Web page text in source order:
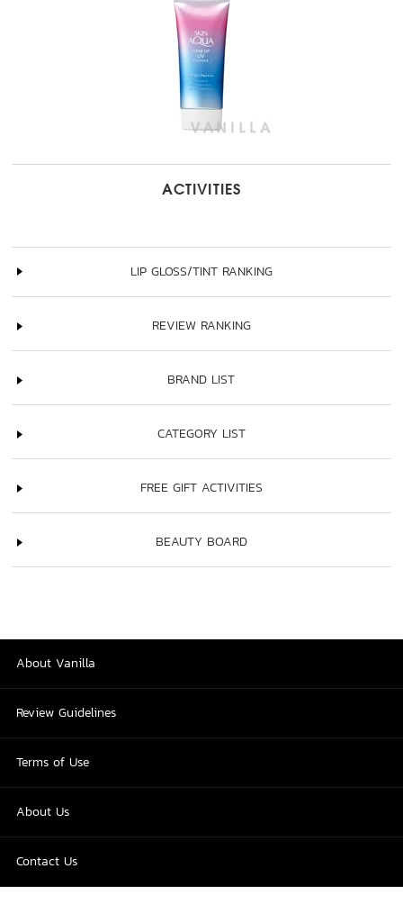
ACTIVITIES
LIP GLOSS/TINT RANKING
REVIEW RANKING
BRAND LIST
CATEGORY LIST
FREE GIFT ACTIVITIES
BEAUTY BOARD
About Vanilla
Review Guidelines
Terms of Use
About Us
Contact Us